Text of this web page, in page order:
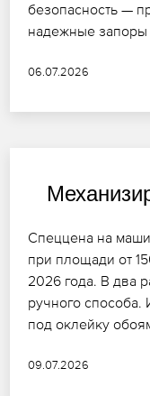
безопасность —
надежные запоры
06.07.2026
Спеццена на
при площади от
2026 года. В два
ручного
под оклейку
09.07.2026